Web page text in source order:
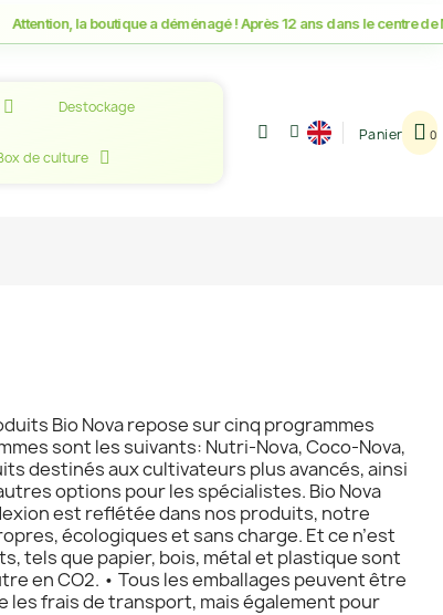
la boutique a déménagé ! Après 12 ans dans le centre de
Destockage
de culture
Panier
Bio Nova repose sur cinq programmes
sont les suivants: Nutri-Nova, Coco-Nova,
destinés aux cultivateurs plus avancés, ainsi
options pour les spécialistes. Bio Nova
est reflétée dans nos produits, notre
écologiques et sans charge. Et ce n’est
tels que papier, bois, métal et plastique sont
en CO2. • Tous les emballages peuvent être
les frais de transport, mais également pour